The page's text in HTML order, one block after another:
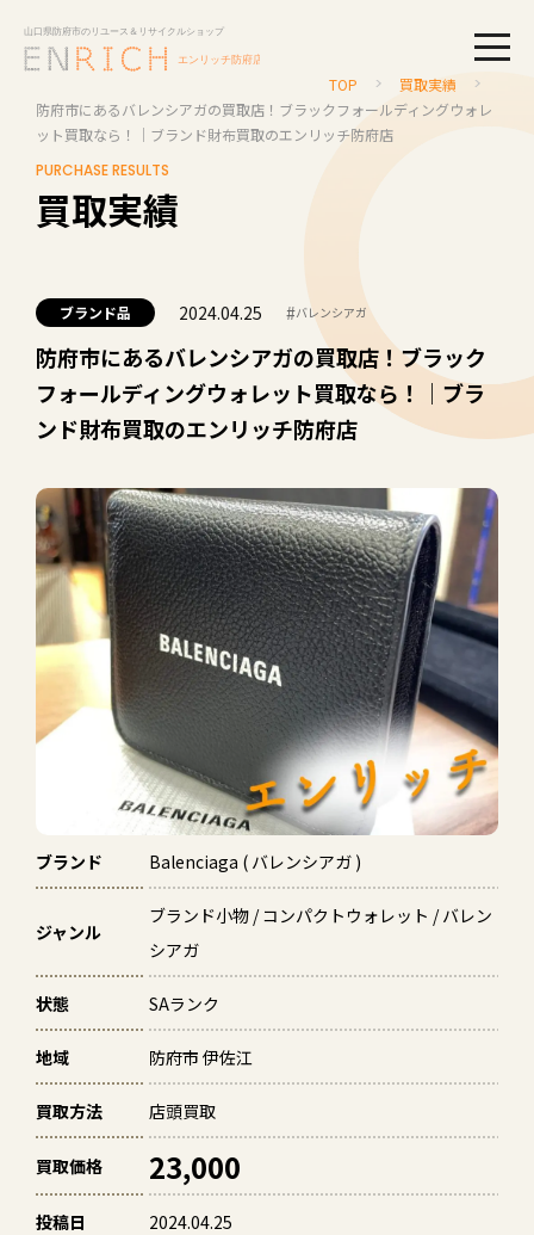
TOP
買取実績
防府市にあるバレンシアガの買取店！ブラックフォールディングウォレ
ット買取なら！｜ブランド財布買取のエンリッチ防府店
PURCHASE RESULTS
買取実績
ブランド品 2024.04.25 #バレンシアガ
防府市にあるバレンシアガの買取店！ブラック
フォールディングウォレット買取なら！｜ブラ
ンド財布買取のエンリッチ防府店
ブランド Balenciaga ( バレンシアガ )
ジャンル
ブランド小物 / コンパクトウォレット / バレン
シアガ
状態 SAランク
地域 防府市 伊佐江
買取方法 店頭買取
買取価格 23,000
投稿日 2024.04.25